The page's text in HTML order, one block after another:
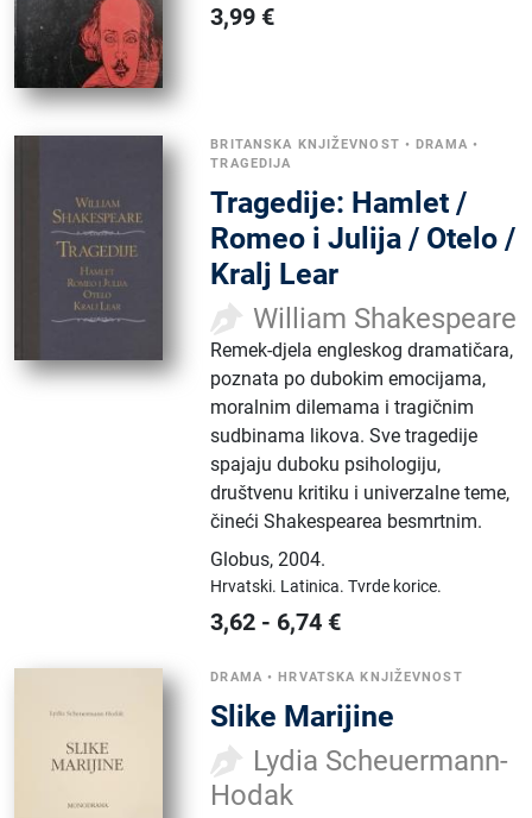
3,99 €
BRITANSKA KNJIŽEVNOST •DRAMA •
TRAGEDIJA
Tragedije: Hamlet /
Romeo i Julija / Otelo /
Kralj Lear
William Shakespeare
Remek-djela engleskog dramatičara,
poznata po dubokim emocijama,
moralnim dilemama i tragičnim
sudbinama likova. Sve tragedije
spajaju duboku psihologiju,
društvenu kritiku i univerzalne teme,
čineći Shakespearea besmrtnim.
Globus,2004.
Hrvatski. Latinica.Tvrde korice.
3,62 - 6,74 €
DRAMA •HRVATSKA KNJIŽEVNOST
Slike Marijine
Lydia Scheuermann-
Hodak